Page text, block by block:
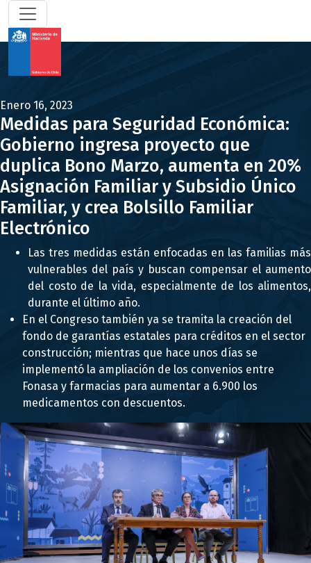
Enero 16, 2023
Medidas para Seguridad Económica:
Gobierno ingresa proyecto que
duplica Bono Marzo, aumenta en 20%
Asignación Familiar y Subsidio Único
Familiar, y crea Bolsillo Familiar
Electrónico
Las tres medidas están enfocadas en las familias más
vulnerables del país y buscan compensar el aumento
del costo de la vida, especialmente de los alimentos,
durante el último año.
En el Congreso también ya se tramita la creación del
fondo de garantías estatales para créditos en el sector
construcción; mientras que hace unos días se
implementó la ampliación de los convenios entre
Fonasa y farmacias para aumentar a 6.900 los
medicamentos con descuentos.